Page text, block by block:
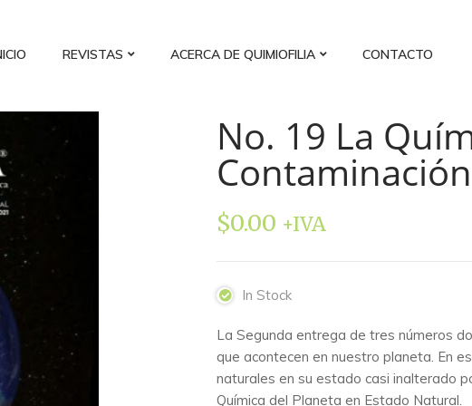
REVISTAS ACERCA DE QUIMIOFILIA CONTACTO
No. 19 La
Contaminación
$0.00 +IVA
In Stock
La Segunda entrega de tres números
que acontecen en nuestro planeta. En
naturales en su estado casi inalterado
Química del Planeta en Estado Natural.